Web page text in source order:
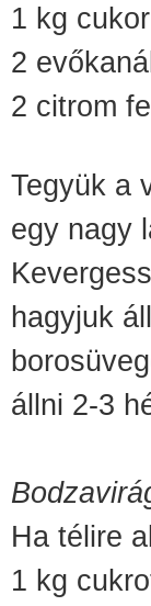
1 kg cukor
2
2 citrom
Tegyük a
egy nagy
hagyjuk
állni 2-3
Ha télire
1 kg